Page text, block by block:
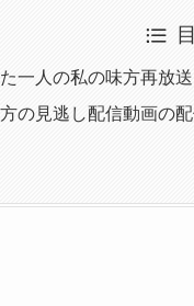
一人の私の味方再放
の見逃し配信動画の